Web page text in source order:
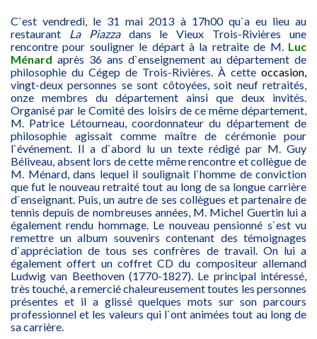
C`est vendredi, le 31 mai 2013 à 17h00 qu`a eu lieu au
restaurant La Piazzadans le Vieux Trois-Rivières une
rencontre pour souligner le départ à la retraite de M. Luc
Ménard après 36 ans d`enseignement au département de
philosophie du Cégep de Trois-Rivières. À cette occasion,
vingt-deux personnes se sont côtoyées, soit neuf retraités,
onze membres du département ainsi que deux invités.
Organisé par le Comité des loisirs de ce même département,
M. Patrice Létourneau, coordonnateur du département de
philosophie agissait comme maître de cérémonie pour
l`événement. Il a d`abord lu un texte rédigé par M. Guy
Béliveau, absent lors de cette même rencontre et collègue de
M. Ménard, dans lequel il soulignait l`homme de conviction
que fut le nouveau retraité tout au long de sa longue carrière
d`enseignant. Puis, un autre de ses collègues et partenaire de
tennis depuis de nombreuses années, M. Michel Guertin lui a
également rendu hommage. Le nouveau pensionné s`est vu
remettre un album souvenirs contenant des témoignages
d`appréciation de tous ses confrères de travail. On lui a
également offert un coffret CD du compositeur allemand
Ludwig van Beethoven (1770-1827). Le principal intéressé,
très touché, a remercié chaleureusement toutes les personnes
présentes et il a glissé quelques mots sur son parcours
professionnel et les valeurs qui l`ont animées tout au long de
sa carrière.